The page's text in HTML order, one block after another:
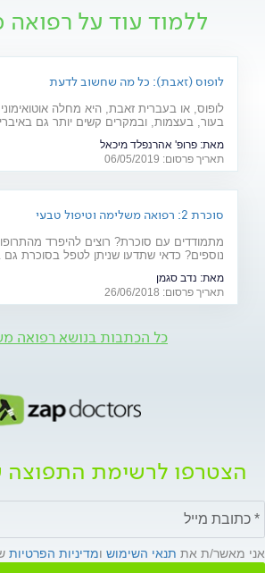
ללמוד עוד על
לופוס (זאבת): כל מה שחשוב לדעת
לופוס, או בעברית זאבת, היא מחלה
בעור, בעצמות, ובמקרים קשים יותר גם
לה? ומהו הטיפול המתקדם שנכנס לסל
האחרונות? כתבה לרגל יום המודעות למחלה (10.5)
מאת: פרופ' אהרנפלד מיכאל
תאריך פרסום: 06/05/2019
סוכרת 2: רפואה משלימה וטיפול טבעי
מתמודדים עם סוכרת? רוצים להיפרד
נוספים? כדאי שתדעו שניתן לטפל בסוכרת
מרפא
מאת: נדב סגמן
תאריך פרסום: 26/06/2018
כל הכתבות בנושא רפואה
הצטרפו לרשימת התפוצה
אני מאשר/ת את תנאי השימוש ומדיניות הפרטיות